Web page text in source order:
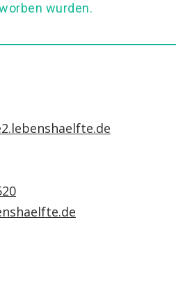
wurden.